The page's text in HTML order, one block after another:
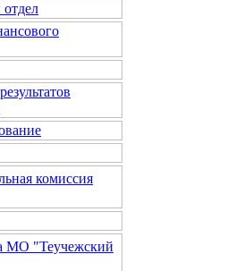
комиссия
МО "Теучежский